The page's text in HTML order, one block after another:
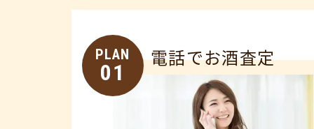
PLAN
01
電話でお酒査定